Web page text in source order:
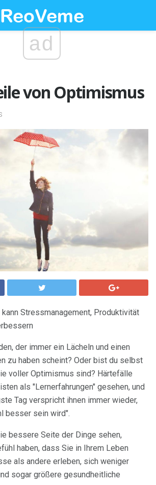
ad
von Optimismus
Stressmanagement, Produktivität
der immer ein Lächeln und einen
zu haben scheint? Oder bist du selbst
voller Optimismus sind? Härtefälle
als "Lernerfahrungen" gesehen, und
Tag verspricht ihnen immer wieder,
besser sein wird".
bessere Seite der Dinge sehen,
haben, dass Sie in Ihrem Leben
als andere erleben, sich weniger
sogar größere gesundheitliche